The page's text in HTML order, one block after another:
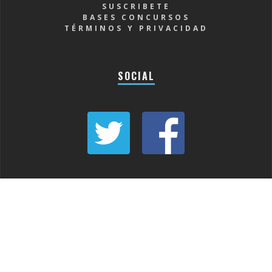
SUSCRIBETE
BASES CONCURSOS
TÉRMINOS Y PRIVACIDAD
SOCIAL